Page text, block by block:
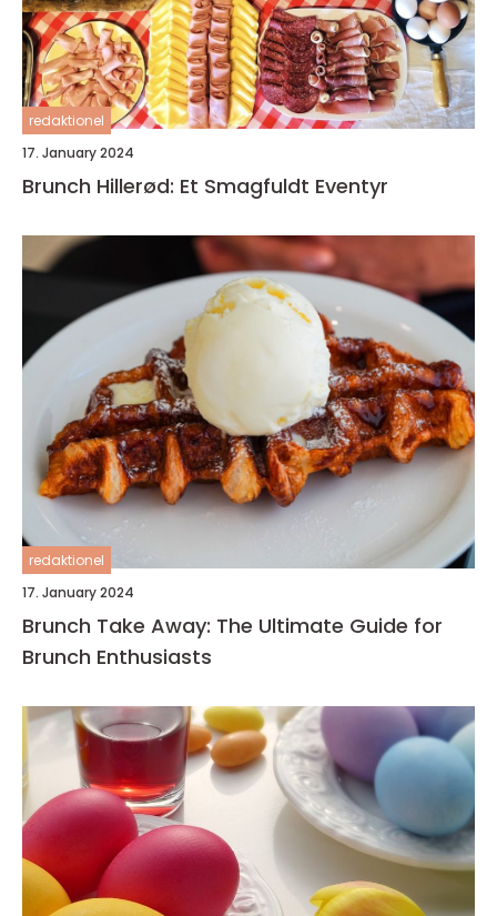
redaktionel
17. January 2024
Brunch Hillerød: Et Smagfuldt Eventyr
redaktionel
17. January 2024
Brunch Take Away: The Ultimate Guide for
Brunch Enthusiasts